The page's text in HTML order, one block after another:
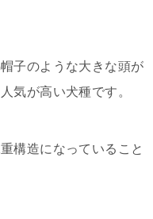
子のような大きな頭が
気が高い犬種です。
構造になっていること